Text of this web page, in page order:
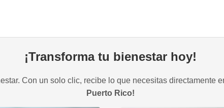
¡Transforma tu bienestar hoy!
Con un solo clic, recibe lo que necesitas directamente
Puerto Rico!